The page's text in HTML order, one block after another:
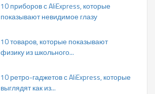
10 приборов с AliExpress, которые
показывают невидимое глазу
10 товаров, которые показывают
физику из школьного...
10 ретро-гаджетов с AliExpress, которые
выглядят как из...